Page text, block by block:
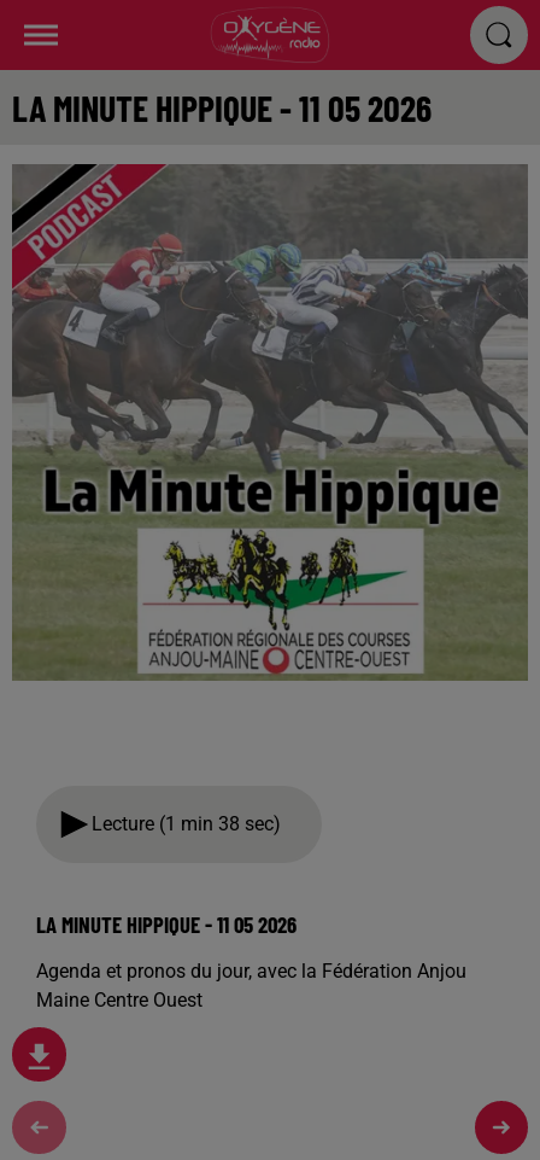
LA MINUTE HIPPIQUE - 11 05 2026
Lecture (1 min 38 sec)
LA MINUTE HIPPIQUE - 11 05 2026
Agenda et pronos du jour, avec la Fédération Anjou
Maine Centre Ouest